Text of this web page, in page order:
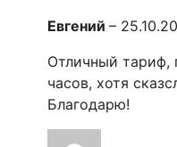
Евгений –
Отличный тариф,
часов, хотя
Благодарю!